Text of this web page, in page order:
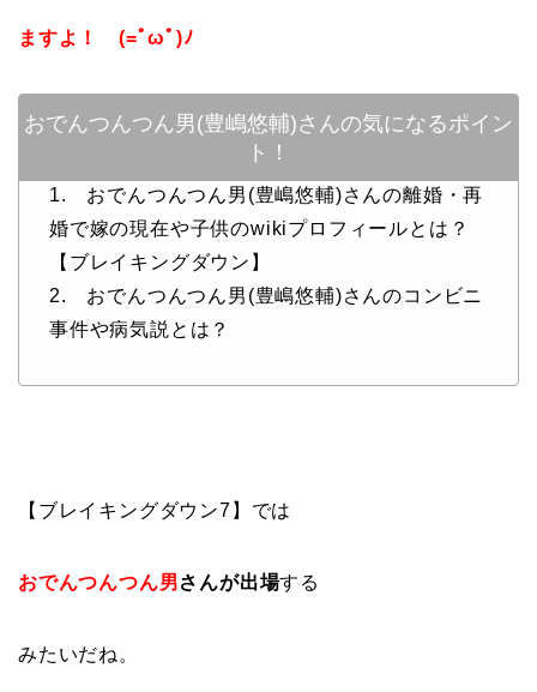
ますよ！ (=ﾟωﾟ)ﾉ
おでんつんつん男(豊嶋悠輔)さんの気になるポイン
ト！
1. おでんつんつん男(豊嶋悠輔)さんの離婚・再
婚で嫁の現在や子供のwikiプロフィールとは？
【ブレイキングダウン】
2. おでんつんつん男(豊嶋悠輔)さんのコンビニ
事件や病気説とは？
【ブレイキングダウン7】では
おでんつんつん男さんが出場する
みたいだね。